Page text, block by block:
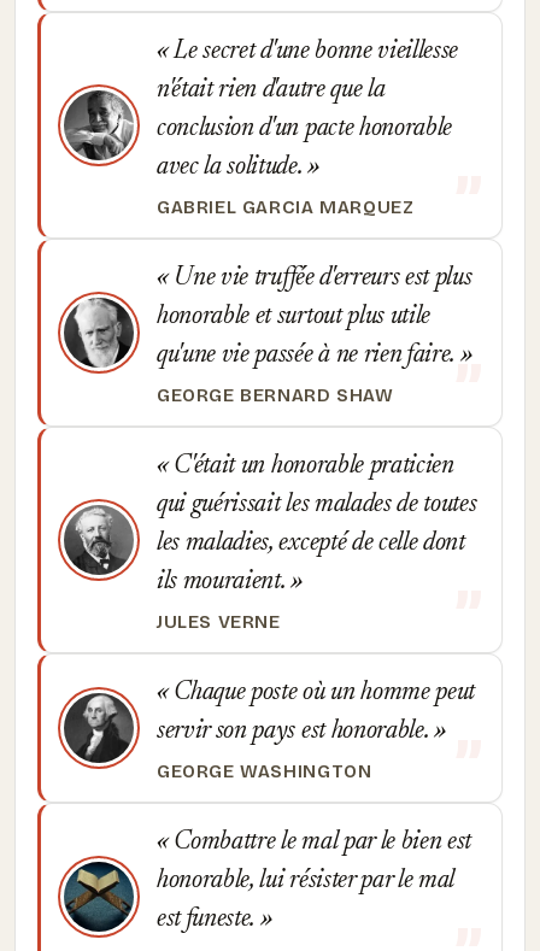
Le secret d'une bonne vieillesse
n'était rien d'autre que la
conclusion d'un pacte honorable
avec la solitude.
GABRIEL GARCIA MARQUEZ
Une vie truffée d'erreurs est plus
honorable et surtout plus utile
qu'une vie passée à ne rien faire.
GEORGE BERNARD SHAW
C'était un honorable praticien
qui guérissait les malades de toutes
les maladies, excepté de celle dont
ils mouraient.
JULES VERNE
Chaque poste où un homme peut
servir son pays est honorable.
GEORGE WASHINGTON
Combattre le mal par le bien est
honorable, lui résister par le mal
est funeste.